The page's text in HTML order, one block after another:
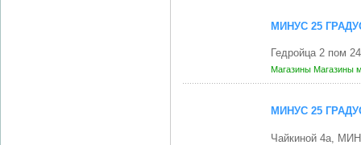
МИНУС 25
Гедройца 2 пом
Магазины Магазины
МИНУС 25
Чайкиной 4а,